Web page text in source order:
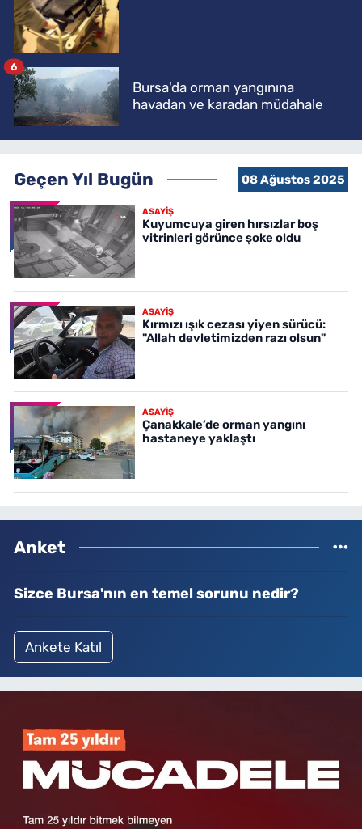
Bursa'da orman yangınına
havadan ve karadan müdahale
6
Geçen Yıl Bugün 08 Ağustos 2025
ASAYİŞ
Kuyumcuya giren hırsızlar boş
vitrinleri görünce şoke oldu
ASAYİŞ
Kırmızı ışık cezası yiyen sürücü:
"Allah devletimizden razı olsun"
ASAYİŞ
Çanakkale’de orman yangını
hastaneye yaklaştı
Anket
Sizce Bursa'nın en temel sorunu nedir?
Ankete Katıl